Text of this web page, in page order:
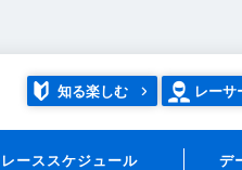
知る楽しむ レーサ
レーススケジュール デ